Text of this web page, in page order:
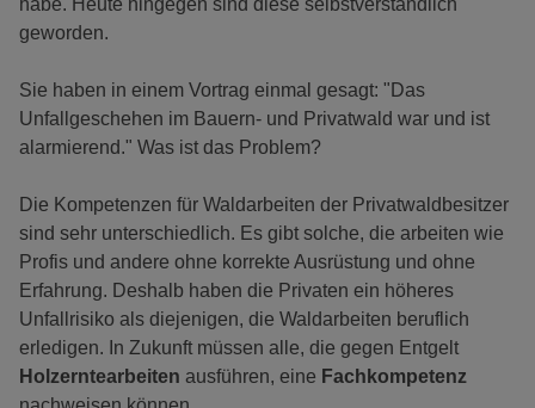
habe. Heute hingegen sind diese selbstverständlich
geworden.
Sie haben in einem Vortrag einmal gesagt: "Das
Unfallgeschehen im Bauern- und Privatwald war und ist
alarmierend." Was ist das Problem?
Die Kompetenzen für Waldarbeiten der Privatwaldbesitzer
sind sehr unterschiedlich. Es gibt solche, die arbeiten wie
Profis und andere ohne korrekte Ausrüstung und ohne
Erfahrung. Deshalb haben die Privaten ein höheres
Unfallrisiko als diejenigen, die Waldarbeiten beruflich
erledigen. In Zukunft müssen alle, die gegen Entgelt
Holzerntearbeiten ausführen, eine Fachkompetenz